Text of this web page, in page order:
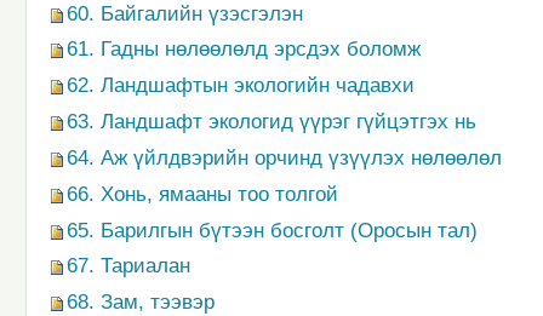
60. Байгалийн үзэсгэлэн
61. Гадны нөлөөлөлд эрсдэх боломж
62. Ландшафтын экологийн чадавхи
63. Ландшафт экологид үүрэг гүйцэтгэх нь
64. Аж үйлдвэрийн орчинд үзүүлэх нөлөөлөл
66. Хонь, ямааны тоо толгой
65. Барилгын бүтээн босголт (Оросын тал)
67. Тариалан
68. Зам, тээвэр